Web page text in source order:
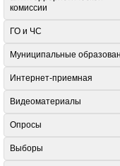
комиссии
ГО и ЧС
Муниципальные
Интернет-приемная
Видеоматериалы
Опросы
Выборы